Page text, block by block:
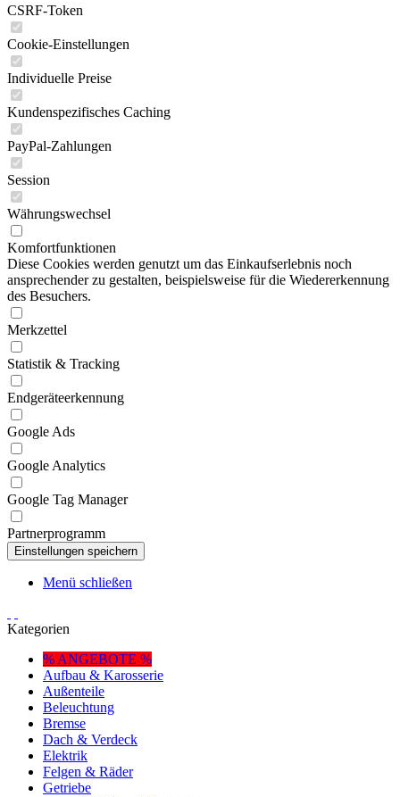
CSRF-Token
Cookie-Einstellungen
Individuelle Preise
Kundenspezifisches Caching
PayPal-Zahlungen
Session
Währungswechsel
Komfortfunktionen
Diese Cookies werden genutzt um das Einkaufserlebnis noch
ansprechender zu gestalten, beispielsweise für die Wiedererkennung
des Besuchers.
Merkzettel
Statistik & Tracking
Endgeräteerkennung
Google Ads
Google Analytics
Google Tag Manager
Partnerprogramm
Menü schließen
Kategorien
% ANGEBOTE %
Aufbau & Karosserie
Außenteile
Beleuchtung
Bremse
Dach & Verdeck
Elektrik
Felgen & Räder
Getriebe